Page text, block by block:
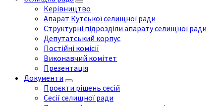
Керівництво
Апарат Кутської селищної ради
Структурні підрозділи апарату селищної ради
Депутатський корпус
Постійні комісії
Виконавчий комітет
Презентація
Документи
Проєкти рішень сесій
Сесії селищної ради